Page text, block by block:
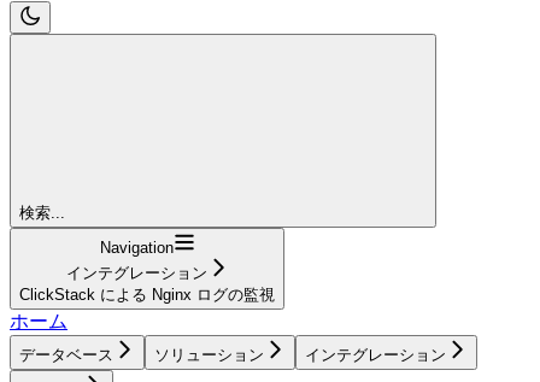
検索...
Navigation
インテグレーション
ClickStack による Nginx ログの監視
ホーム
データベース ソリューション
インテグレーション